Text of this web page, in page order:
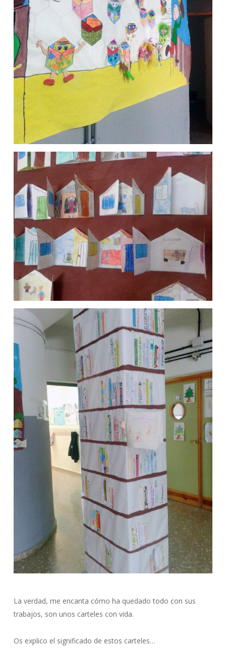
La verdad, me encanta cómo ha quedado todo con sus
trabajos, son unos carteles con vida.
Os explico el significado de estos carteles…